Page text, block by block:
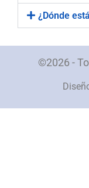
¿Dónde
©2026 -